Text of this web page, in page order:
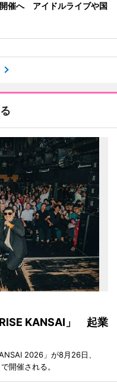
催へ アイドルライブや国
KANSAI」 起業
2026」が8月26日、
開催される。